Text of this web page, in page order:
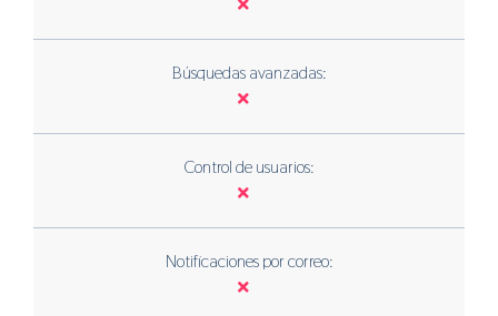
Búsquedas avanzadas:
Control de usuarios:
Notificaciones por correo: